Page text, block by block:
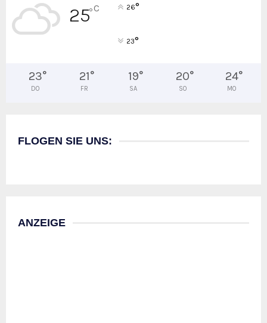
25°C 26°
23°
23°
DO
21°
FR
19°
SA
20°
SO
24°
MO
FLOGEN SIE UNS:
ANZEIGE